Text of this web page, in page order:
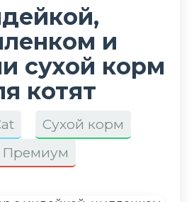
и
сухой корм
котят
Сухой корм
Премиум